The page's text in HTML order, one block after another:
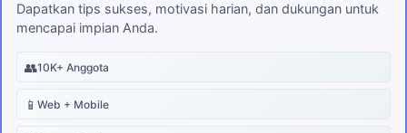
Dapatkan tips sukses, motivasi harian, dan dukungan untuk
mencapai impian Anda.
👥10K+ Anggota
📱 Web + Mobile